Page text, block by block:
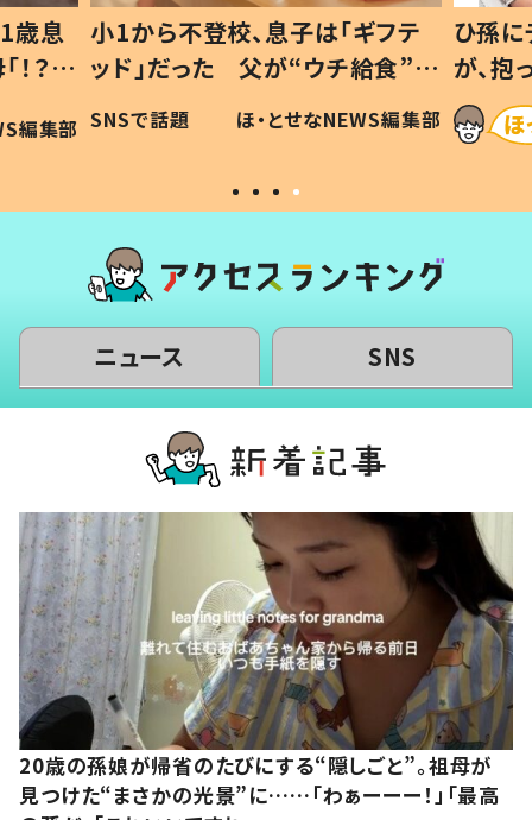
歳息
？」
編集部
小1から不登校、息子は「ギフテ
ッド」だった 父が“ウチ給食”を
作り続ける理由とは #令和の親
#令和の子
SNSで話題 ほ・とせなNEWS編集部
ひ孫
が、
「涙が
い」
ニュース SNS
20歳の孫娘が帰省のたびにする“隠しごと”。祖母が
見つけた“まさかの光景”に……「わぁーーー！」「最高